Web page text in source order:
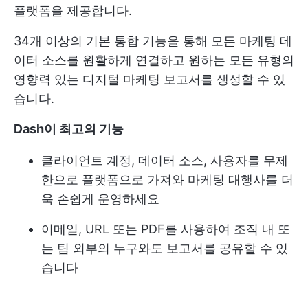
플랫폼을 제공합니다.
34개 이상의 기본 통합 기능을 통해 모든 마케팅 데
이터 소스를 원활하게 연결하고 원하는 모든 유형의
영향력 있는 디지털 마케팅 보고서를 생성할 수 있
습니다.
Dash이 최고의 기능
클라이언트 계정, 데이터 소스, 사용자를 무제
한으로 플랫폼으로 가져와 마케팅 대행사를 더
욱 손쉽게 운영하세요
이메일, URL 또는 PDF를 사용하여 조직 내 또
는 팀 외부의 누구와도 보고서를 공유할 수 있
습니다